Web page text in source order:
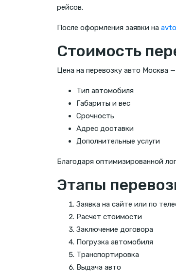
рейсов.
После оформления заявки на
Стоимость
Цена на перевозку авто Москва
Тип автомобиля
Габариты и вес
Срочность
Адрес доставки
Дополнительные услуги
Благодаря оптимизированной
Этапы
Заявка на сайте или по
Расчет стоимости
Заключение договора
Погрузка автомобиля
Транспортировка
Выдача авто